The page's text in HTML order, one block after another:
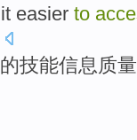
it easier to
的技能信息 质量